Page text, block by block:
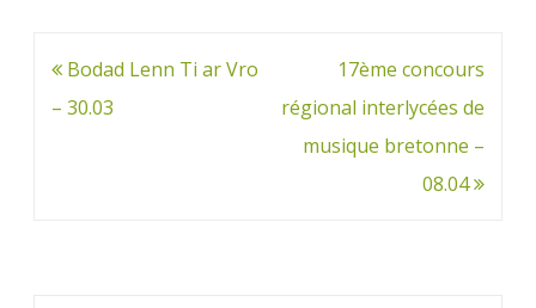
Navigation
de
Bodad Lenn Ti ar Vro
– 30.03
17ème concours
régional interlycées de
musique bretonne –
08.04